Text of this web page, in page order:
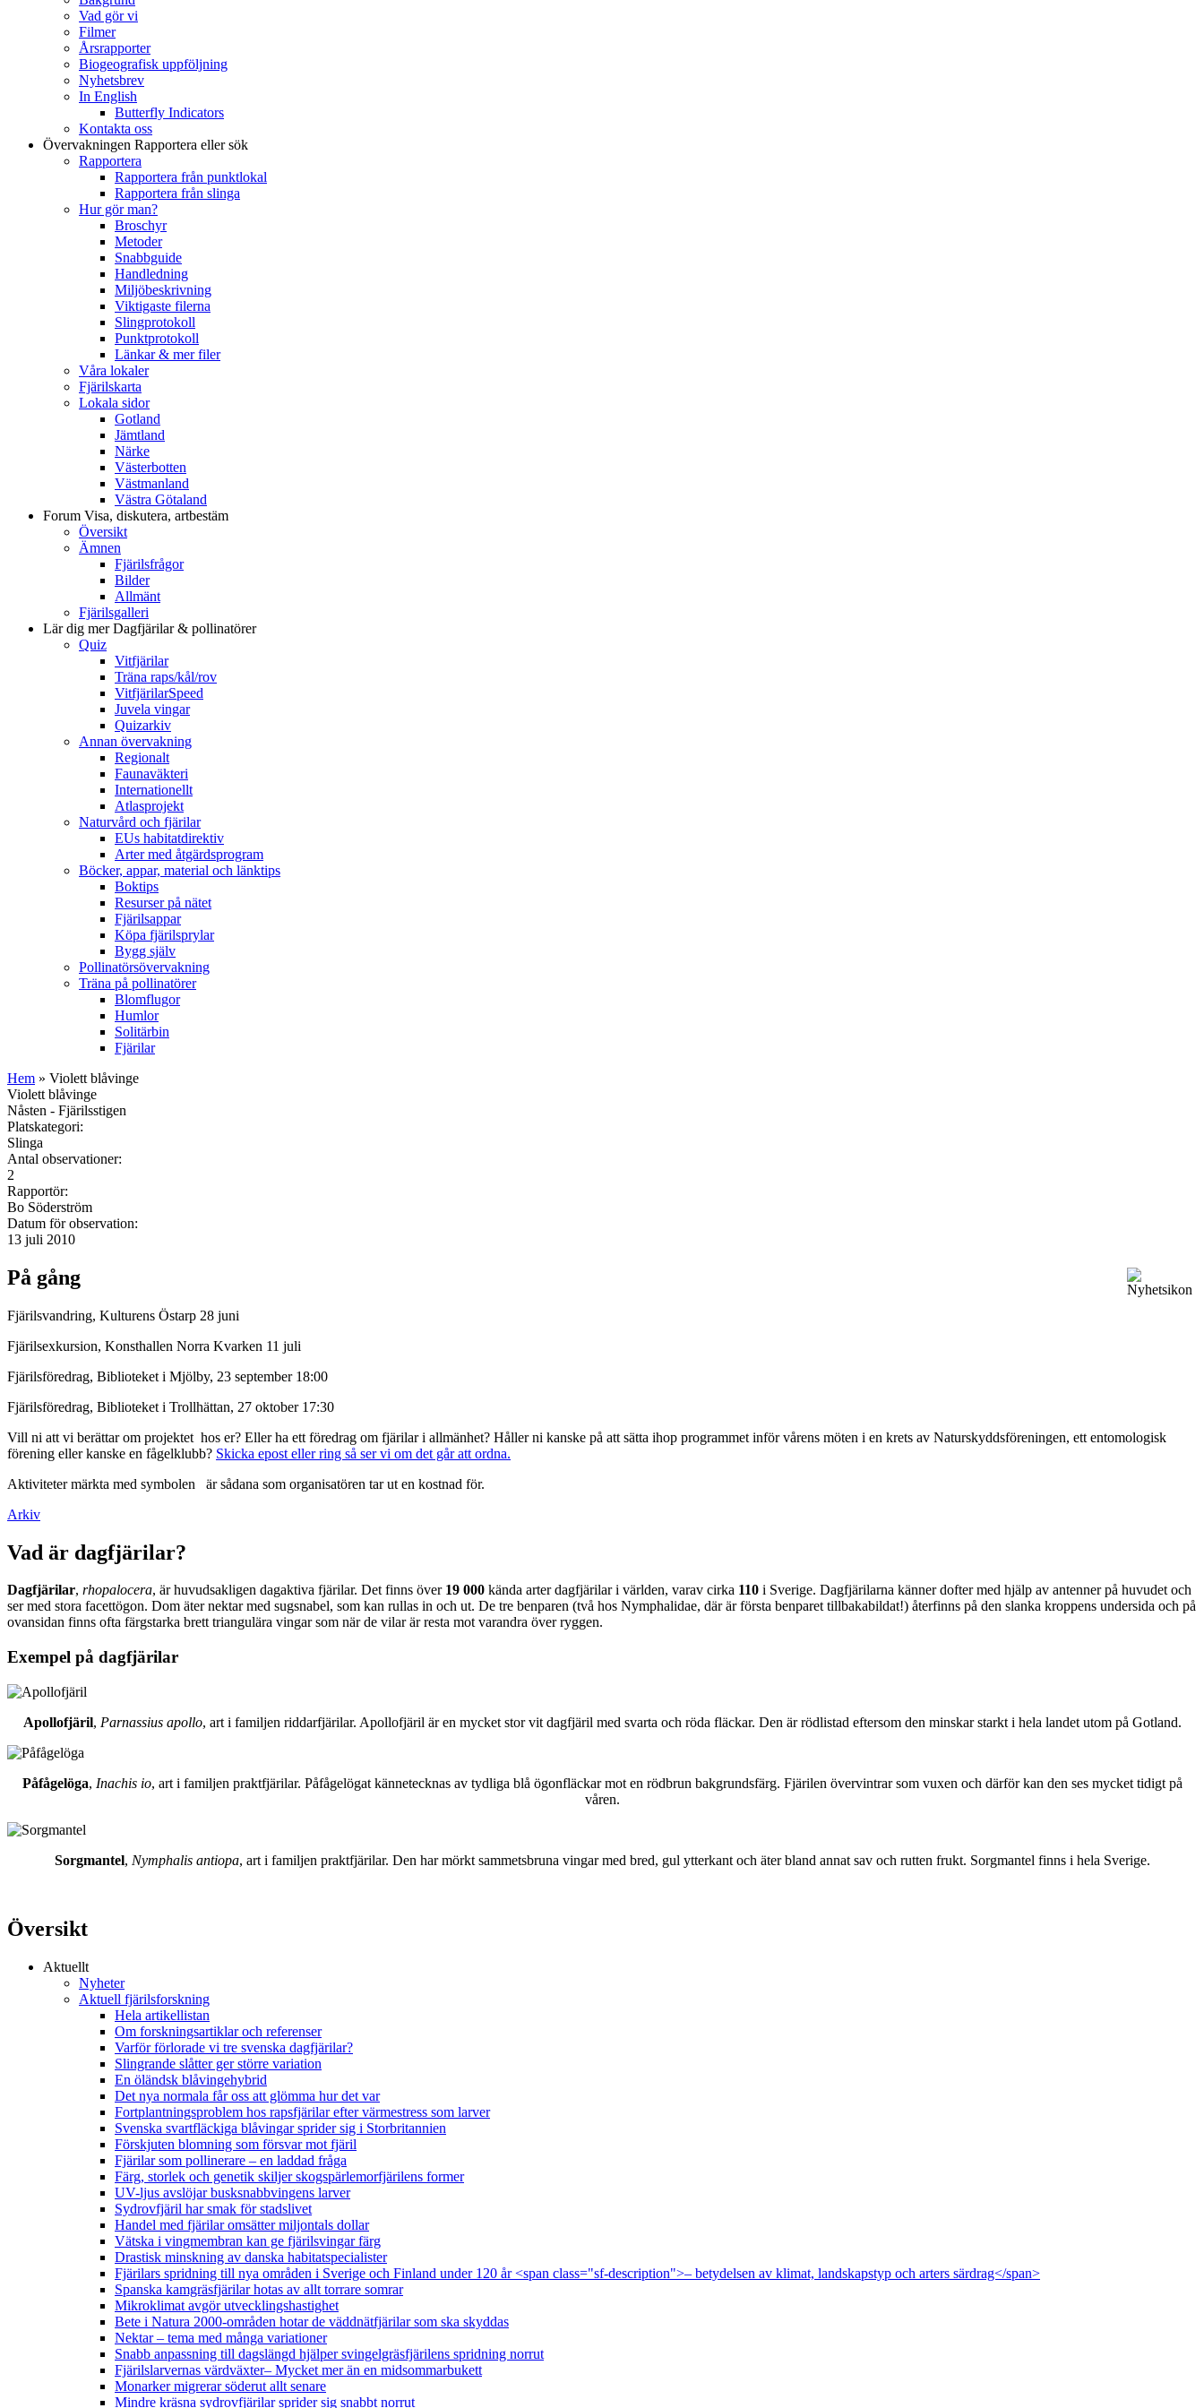
Vad gör vi
Filmer
Årsrapporter
Biogeografisk uppföljning
Nyhetsbrev
In English
Butterfly Indicators
Kontakta oss
Övervakningen Rapportera eller sök
Rapportera
Rapportera från punktlokal
Rapportera från slinga
Hur gör man?
Broschyr
Metoder
Snabbguide
Handledning
Miljöbeskrivning
Viktigaste filerna
Slingprotokoll
Punktprotokoll
Länkar & mer filer
Våra lokaler
Fjärilskarta
Lokala sidor
Gotland
Jämtland
Närke
Västerbotten
Västmanland
Västra Götaland
Forum Visa, diskutera, artbestäm
Översikt
Ämnen
Fjärilsfrågor
Bilder
Allmänt
Fjärilsgalleri
Lär dig merDagfjärilar & pollinatörer
Quiz
Vitfjärilar
Träna raps/kål/rov
VitfjärilarSpeed
Juvela vingar
Quizarkiv
Annan övervakning
Regionalt
Faunaväkteri
Internationellt
Atlasprojekt
Naturvård och fjärilar
EUs habitatdirektiv
Arter med åtgärdsprogram
Böcker, appar, material och länktips
Boktips
Resurser på nätet
Fjärilsappar
Köpa fjärilsprylar
Bygg själv
Pollinatörsövervakning
Träna på pollinatörer
Blomflugor
Humlor
Solitärbin
Fjärilar
Hem » Violett blåvinge
Violett blåvinge
Nåsten - Fjärilsstigen
Platskategori:
Slinga
Antal observationer:
2
Rapportör:
Bo Söderström
Datum för observation:
13 juli 2010
På gång
Fjärilsvandring, Kulturens Östarp 28 juni
Fjärilsexkursion, Konsthallen Norra Kvarken 11 juli
Fjärilsföredrag, Biblioteket i Mjölby, 23 september 18:00
Fjärilsföredrag, Biblioteket i Trollhättan, 27 oktober 17:30
Vill ni att vi berättar om projektet hos er? Eller ha ett föredrag om fjärilar i allmänhet? Håller ni kanske på att sätta ihop programmet inför vårens möten i en krets av Naturskyddsföreningen, ett entomologisk
förening eller kanske en fågelklubb? Skicka epost eller ring så ser vi om det går att ordna.
Aktiviteter märkta med symbolen
är sådana som organisatören tar ut en kostnad för.
Arkiv
Vad är dagfjärilar?
Dagfjärilar, rhopalocera, är huvudsakligen dagaktiva fjärilar. Det finns över 19 000 kända arter dagfjärilar i världen, varav cirka 110 i Sverige. Dagfjärilarna känner dofter med hjälp av antenner på huvudet och
ser med stora facettögon. Dom äter nektar med sugsnabel, som kan rullas in och ut. De tre benparen (två hos Nymphalidae, där är första benparet tillbakabildat!) återfinns på den slanka kroppens undersida och på
ovansidan finns ofta färgstarka brett triangulära vingar som när de vilar är resta mot varandra över ryggen.
Exempel på dagfjärilar
Apollofjäril, Parnassius apollo, art i familjen riddarfjärilar. Apollofjäril är en mycket stor vit dagfjäril med svarta och röda fläckar. Den är rödlistad eftersom den minskar starkt i hela landet utom på Gotland.
Påfågelöga, Inachis io, art i familjen praktfjärilar. Påfågelögat kännetecknas av tydliga blå ögonfläckar mot en rödbrun bakgrundsfärg. Fjärilen övervintrar som vuxen och därför kan den ses mycket tidigt på
våren.
Sorgmantel, Nymphalis antiopa, art i familjen praktfjärilar. Den har mörkt sammetsbruna vingar med bred, gul ytterkant och äter bland annat sav och rutten frukt. Sorgmantel finns i hela Sverige.
Översikt
Aktuellt
Nyheter
Aktuell fjärilsforskning
Hela artikellistan
Om forskningsartiklar och referenser
Varför förlorade vi tre svenska dagfjärilar?
Slingrande slåtter ger större variation
En öländsk blåvingehybrid
Det nya normala får oss att glömma hur det var
Fortplantningsproblem hos rapsfjärilar efter värmestress som larver
Svenska svartfläckiga blåvingar sprider sig i Storbritannien
Förskjuten blomning som försvar mot fjäril
Fjärilar som pollinerare – en laddad fråga
Färg, storlek och genetik skiljer skogspärlemorfjärilens former
UV-ljus avslöjar busksnabbvingens larver
Sydrovfjäril har smak för stadslivet
Handel med fjärilar omsätter miljontals dollar
Vätska i vingmembran kan ge fjärilsvingar färg
Drastisk minskning av danska habitatspecialister
Fjärilars spridning till nya områden i Sverige och Finland under 120 år <span class="sf-description">– betydelsen av klimat, landskapstyp och arters särdrag</span>
Spanska kamgräsfjärilar hotas av allt torrare somrar
Mikroklimat avgör utvecklingshastighet
Bete i Natura 2000-områden hotar de väddnätfjärilar som ska skyddas
Nektar – tema med många variationer
Snabb anpassning till dagslängd hjälper svingelgräsfjärilens spridning norrut
Fjärilslarvernas värdväxter– Mycket mer än en midsommarbukett
Monarker migrerar söderut allt senare
Mindre kräsna sydrovfjärilar sprider sig snabbt norrut